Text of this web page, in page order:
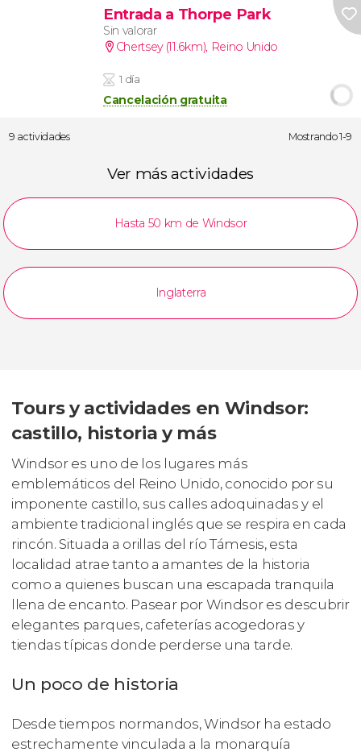
Entrada a Thorpe Park
Sin valorar
Chertsey (11.6km), Reino Unido
1 día
Cancelación gratuita
9 actividades Mostrando 1-9
Ver más actividades
Hasta 50 km de Windsor
Inglaterra
Tours y actividades en Windsor:
castillo, historia y más
Windsor es uno de los lugares más
emblemáticos del Reino Unido, conocido por su
imponente castillo, sus calles adoquinadas y el
ambiente tradicional inglés que se respira en cada
rincón. Situada a orillas del río Támesis, esta
localidad atrae tanto a amantes de la historia
como a quienes buscan una escapada tranquila
llena de encanto. Pasear por Windsor es descubrir
elegantes parques, cafeterías acogedoras y
tiendas típicas donde perderse una tarde.
Un poco de historia
Desde tiempos normandos, Windsor ha estado
estrechamente vinculada a la monarquía